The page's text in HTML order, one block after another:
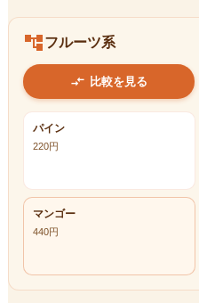
account_treeフルーツ系
compare_arrows 比較を見る
パイン
220円
マンゴー
440円